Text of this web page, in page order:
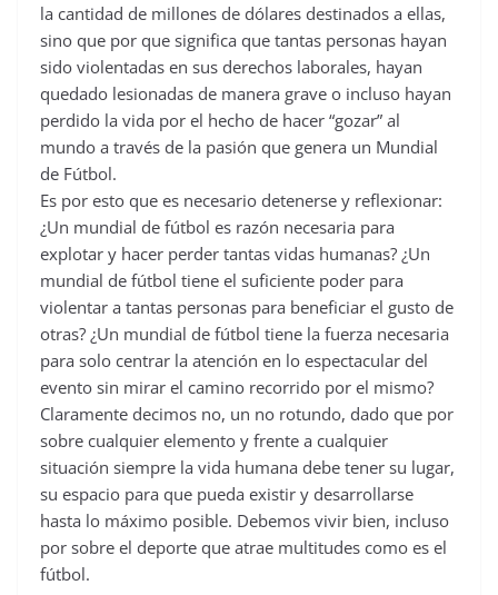
la cantidad de millones de dólares destinados a ellas,
sino que por que significa que tantas personas hayan
sido violentadas en sus derechos laborales, hayan
quedado lesionadas de manera grave o incluso hayan
perdido la vida por el hecho de hacer “gozar” al
mundo a través de la pasión que genera un Mundial
de Fútbol.
Es por esto que es necesario detenerse y reflexionar:
¿Un mundial de fútbol es razón necesaria para
explotar y hacer perder tantas vidas humanas? ¿Un
mundial de fútbol tiene el suficiente poder para
violentar a tantas personas para beneficiar el gusto de
otras? ¿Un mundial de fútbol tiene la fuerza necesaria
para solo centrar la atención en lo espectacular del
evento sin mirar el camino recorrido por el mismo?
Claramente decimos no, un no rotundo, dado que por
sobre cualquier elemento y frente a cualquier
situación siempre la vida humana debe tener su lugar,
su espacio para que pueda existir y desarrollarse
hasta lo máximo posible. Debemos vivir bien, incluso
por sobre el deporte que atrae multitudes como es el
fútbol.